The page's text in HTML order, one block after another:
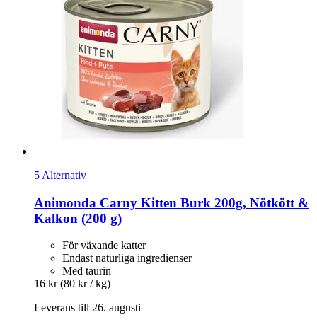
5 Alternativ
Animonda Carny Kitten Burk 200g, Nötkött &
Kalkon (200 g)
För växande katter
Endast naturliga ingredienser
Med taurin
16 kr (80 kr / kg)
Leverans till 26. augusti